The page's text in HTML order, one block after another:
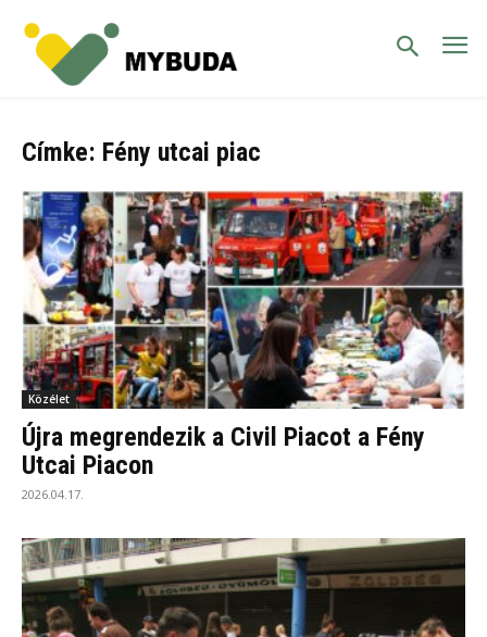
Címke: Fény utcai piac
Közélet
Újra megrendezik a Civil Piacot a Fény
Utcai Piacon
2026.04.17.